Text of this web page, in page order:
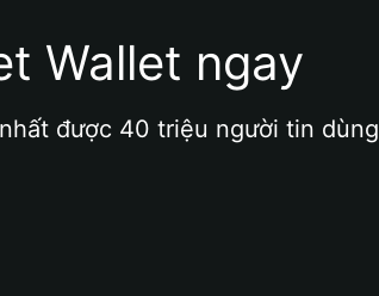
Wallet ngay
được 40 triệu người tin dùng